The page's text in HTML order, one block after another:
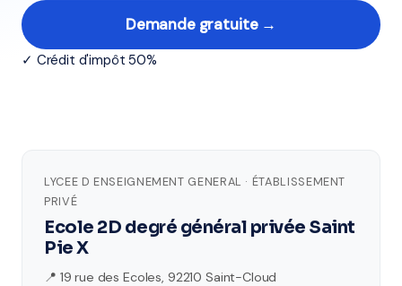
Demande gratuite →
✓ Crédit d'impôt 50%
LYCEE D ENSEIGNEMENT GENERAL · ÉTABLISSEMENT
PRIVÉ
Ecole 2D degré général privée Saint
Pie X
📍 19 rue des Ecoles, 92210 Saint-Cloud